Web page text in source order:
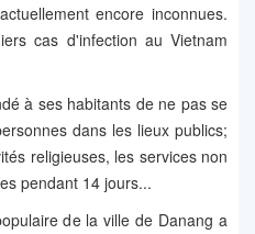
encore inconnues.
cas d'infection au Vietnam
à ses habitants de ne pas se
dans les lieux publics;
religieuses, les services non
pendant 14 jours...
de la ville de Danang a